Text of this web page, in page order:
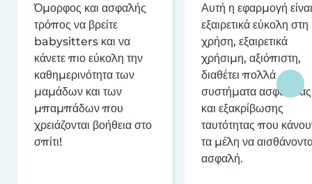
Όμορφος και ασφαλής
τρόπος να βρείτε
babysitters και να
κάνετε πιο εύκολη την
καθημερινότητα των
μαμάδων και των
μπαμπάδων που
χρειάζονται βοήθεια στο
σπίτι!
Αυτή η εφαρμογή είναι
εξαιρετικά εύκολη στη
χρήση, εξαιρετικά
χρήσιμη, αξιόπιστη,
διαθέτει πολλά
συστήματα ασφαλείας
και εξακρίβωσης
ταυτότητας που
τα μέλη να
ασφαλή.